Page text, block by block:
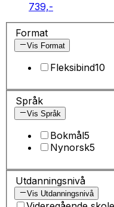
739,-
Format
Vis Format
Fleksibind10
Språk
Vis Språk
Bokmål5
Nynorsk5
Utdanningsnivå
Vis Utdanningsnivå